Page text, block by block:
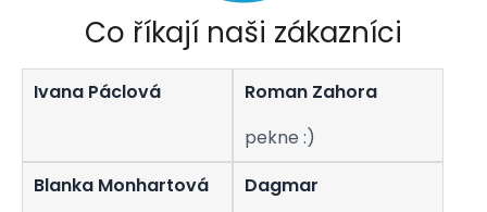
v
k
v
ý
i
s
u
Co říkají naši zákazníci
Ivana Páclová
Roman Zahora
pekne :)
Blanka Monhartová
Dagmar